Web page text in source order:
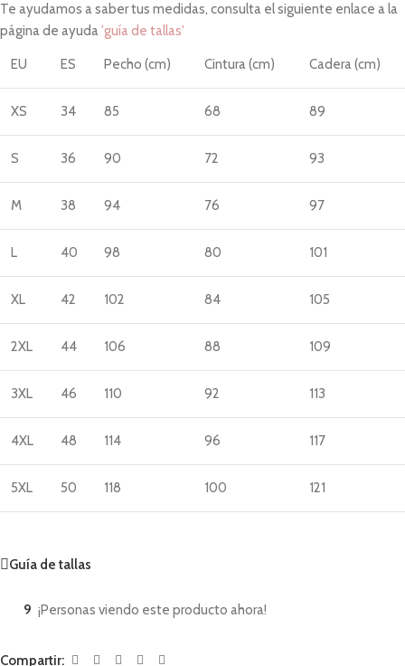
Te ayudamos a saber tus medidas, consulta el siguiente enlace a la
página de ayuda'guía de tallas'
EU ES Pecho (cm) Cintura (cm) Cadera (cm)
XS 34 85 68 89
S 36 90 72 93
M 38 94 76 97
L 40 98 80 101
XL 42 102 84 105
2XL 44 106 88 109
3XL 46 110 92 113
4XL 48 114 96 117
5XL 50 118 100 121
Guía de tallas
9 ¡Personas viendo este producto ahora!
Compartir: